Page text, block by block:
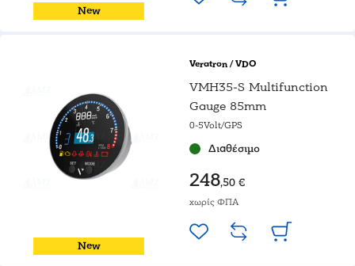
New
New
Veratron / VDO
VMH35-S Multifunction
Gauge 85mm
0-5Volt/GPS
Διαθέσιμο
248,50 €
χωρίς ΦΠΑ